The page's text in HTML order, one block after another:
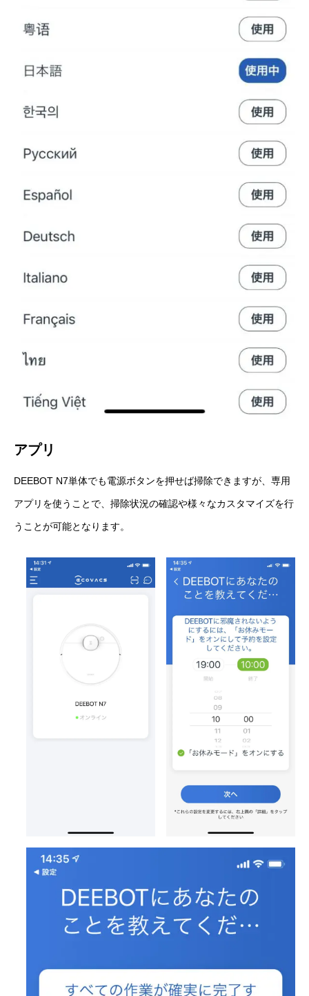
アプリ
DEEBOT N7単体でも電源ボタンを押せば掃除できますが、専用
アプリを使うことで、掃除状況の確認や様々なカスタマイズを行
うことが可能となります。